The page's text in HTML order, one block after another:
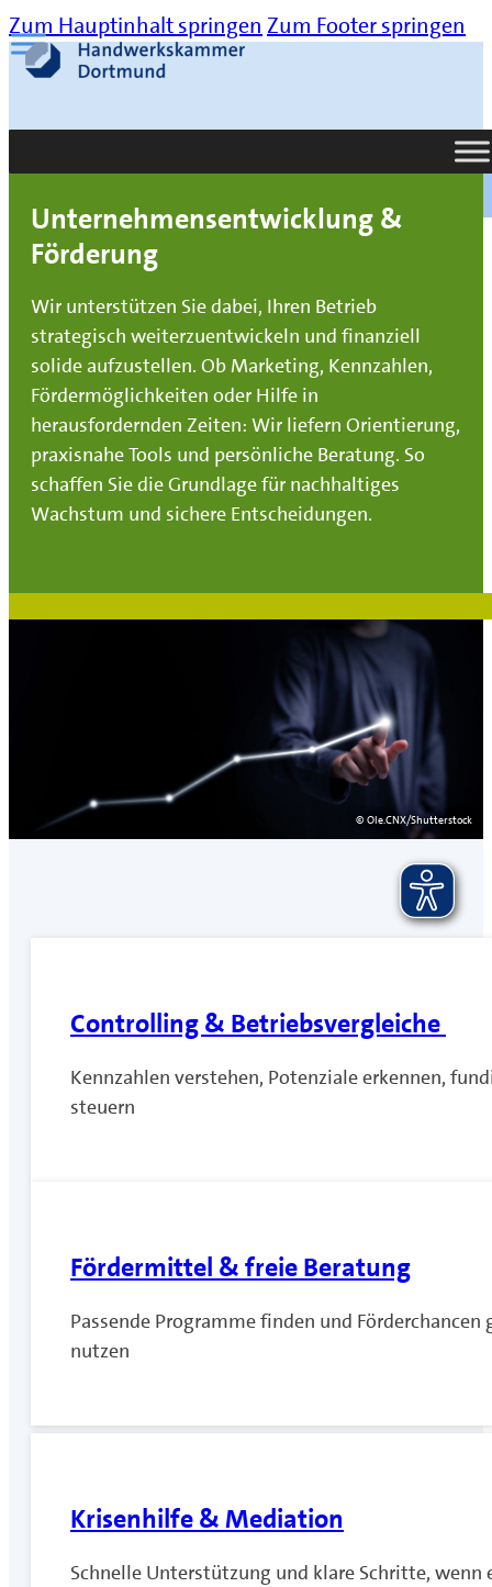
Zum Hauptinhalt springen Zum Footer springen
Suche
Unternehmensentwicklung &
Förderung
Wir unterstützen Sie dabei, Ihren Betrieb
strategisch weiterzuentwickeln und finanziell
solide aufzustellen. Ob Marketing, Kennzahlen,
Fördermöglichkeiten oder Hilfe in
herausfordernden Zeiten: Wir liefern Orientierung,
praxisnahe Tools und persönliche Beratung. So
schaffen Sie die Grundlage für nachhaltiges
Wachstum und sichere Entscheidungen.
© Ole.CNX/Shutterstock
Controlling & Betriebsvergleiche
Kennzahlen verstehen, Potenziale erkennen,
steuern
Fördermittel & freie Beratung
Passende Programme finden und Förderchancen
nutzen
Krisenhilfe & Mediation
Schnelle Unterstützung und klare Schritte, wenn